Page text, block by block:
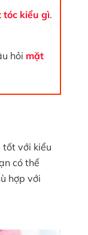
tóc kiểu gì.
hỏi mặt
với kiểu
có thể
hợp với